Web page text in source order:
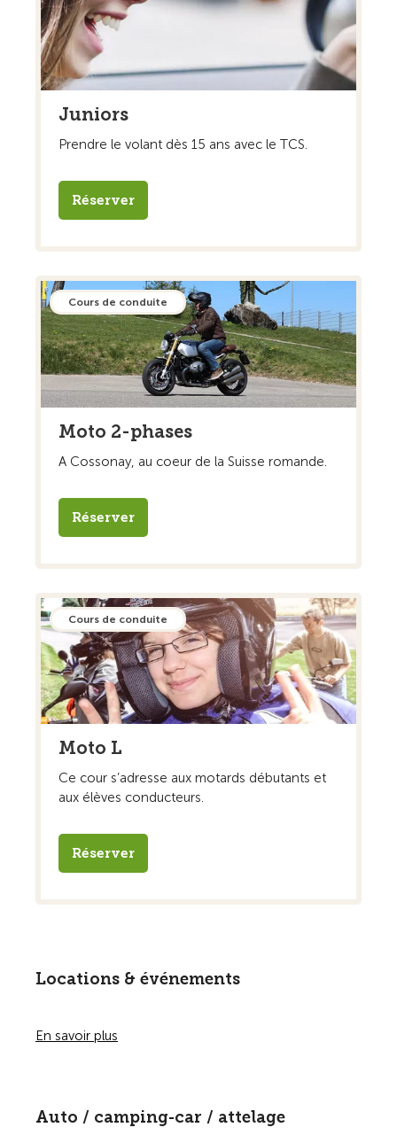
Juniors
Prendre le volant dès 15 ans avec le TCS.
Réserver
Cours de conduite
Moto 2-phases
A Cossonay, au coeur de la Suisse romande.
Réserver
Cours de conduite
Moto L
Ce cour s’adresse aux motards débutants et
aux élèves conducteurs.
Réserver
Locations & événements
En savoir plus
Auto / camping-car / attelage